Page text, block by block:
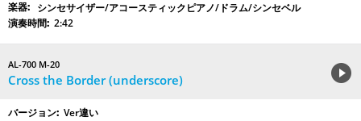
シンセサイザー/アコースティックピアノ/ドラム/シンセベル
2:42
AL-700 M-20
Cross the Border (underscore)
Ver違い